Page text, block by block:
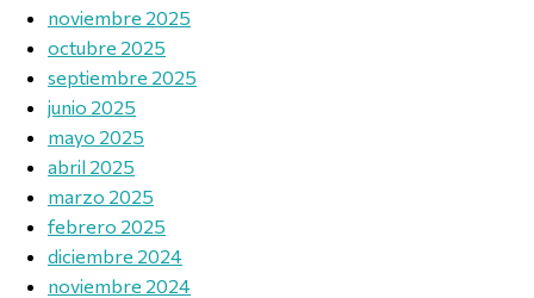
noviembre 2025
octubre 2025
septiembre 2025
junio 2025
mayo 2025
abril 2025
marzo 2025
febrero 2025
diciembre 2024
noviembre 2024